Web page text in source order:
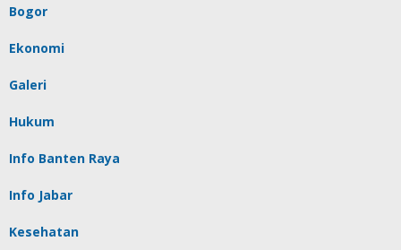
Bogor
Ekonomi
Galeri
Hukum
Info Banten Raya
Info Jabar
Kesehatan